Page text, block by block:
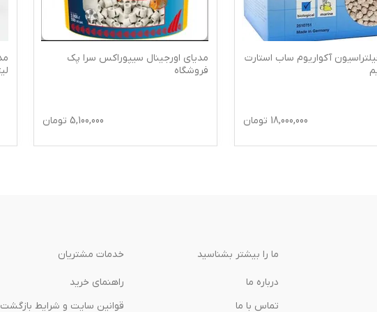
مدیای اورجینال سیپوراکس سرا پک
5,100,000
مدیای سرامیک آکواریوم اوشن فری یک
1,620,000
ما را بیشتر بشناسید
درباره‌ ما
تماس با ما
خدمات مشتریان
راهنمای خرید
قوانین سایت و شرایط بازگشت